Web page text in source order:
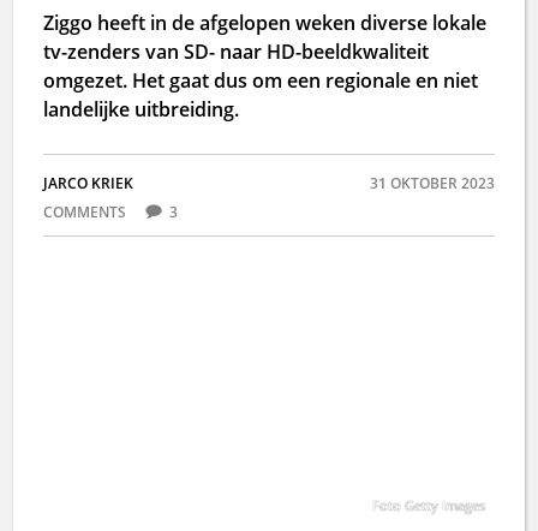
Ziggo heeft in de afgelopen weken diverse lokale
tv-zenders van SD- naar HD-beeldkwaliteit
omgezet. Het gaat dus om een regionale en niet
landelijke uitbreiding.
JARCO KRIEK
31 OKTOBER 2023
COMMENTS
3
Foto Getty Images